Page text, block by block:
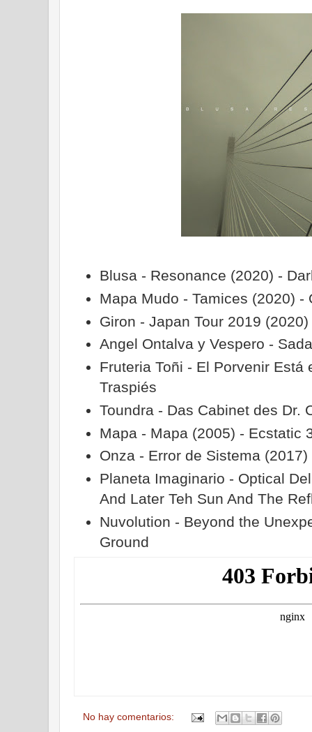
Blusa - Resonance (2020) -
Mapa Mudo - Tamices (2020) -
Giron - Japan Tour 2019
Angel Ontalva y Vespero -
Fruteria Toñi - El Porvenir Está
Traspiés
Toundra - Das Cabinet des Dr.
Mapa - Mapa (2005) - Ecstatic
Onza - Error de Sistema
Planeta Imaginario - Optical
And Later Teh Sun And The
Nuvolution - Beyond the
Ground
No hay comentarios: